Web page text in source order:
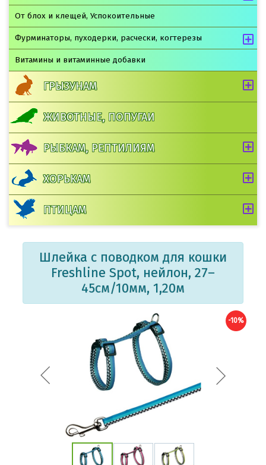
От блох и клещей, Успокоительные
Фурминаторы, пуходерки, расчески, когтерезы
Витамины и витаминные добавки
ГРЫЗУНАМ
ЖИВОТНЫЕ, ПОПУГАИ
РЫБКАМ, РЕПТИЛИЯМ
ХОРЬКАМ
ПТИЦАМ
Шлейка с поводком для кошки
Freshline Spot, нейлон, 27–
45см/10мм, 1,20м
-10%